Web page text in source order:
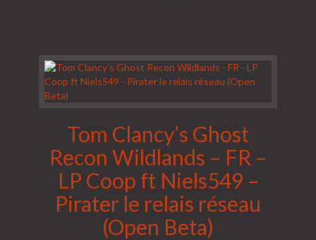
Tom Clancy’s Ghost
Recon Wildlands – FR –
LP Coop ft Niels549 –
Pirater le relais réseau
(Open Beta)